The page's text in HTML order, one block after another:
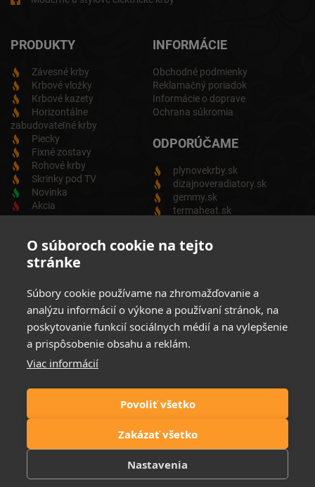
O súboroch cookie na tejto
stránke
Súbory cookie používame na zhromažďovanie a
analýzu informácií o výkone a používaní stránok, na
poskytovanie funkcií sociálnych médií a na vylepšenie
a prispôsobenie obsahu a reklám.
Viac informácií
Povoliť všetko
Zakázať všetko
Nastavenia
PRODUKTY
Závesné krby
Krbové vložky
Krbové kazety
Horizontálne
zabudovateľné krby
Piecky
Fixné zostavy
Rohové krby
Skrinky pod TV
Novinka
Akcia
INFORMÁCIE
Obchodné podmienky
Reklamačný poriadok
Informácie o doprave
Ochrana súkromia
ODPORÚČAME
plynovekrby.sk
dizajnoveradiatory.sk
gemmy.sk
termaheat.sk
ODBER NEWSLETTRA
Zadajte svoju e-mailovú adresu a budete vždy informovaný o
Elektrických produktov.
Súhlasim so spracovaním osobných údajov